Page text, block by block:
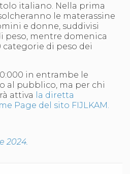
News
Attività
MGA
disciplina
del sito
Cerca
News
formativo
italiano. Nella prima
le materassine
e donne, suddivisi
peso, mentre domenica
categorie di peso dei
in entrambe le
al pubblico, ma per chi
attiva
la diretta
Page del sito FIJLKAM.
2024.